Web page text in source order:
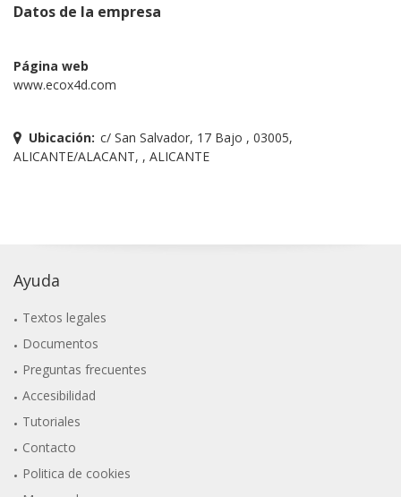
Datos de la empresa
Página web
www.ecox4d.com
Ubicación: c/ San Salvador, 17 Bajo , 03005,
ALICANTE/ALACANT, , ALICANTE
Ayuda
Textos legales
Documentos
Preguntas frecuentes
Accesibilidad
Tutoriales
Contacto
Politica de cookies